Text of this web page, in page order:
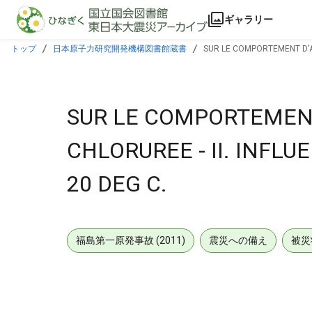
本文に飛ぶ
ギャラリー
トップ 日本原子力研究開発機構図書館蔵書 SUR LE COMPORTEMENT
SUR LE
CHLORUREE - II.
20 DEG C.
福島第一原発事故 (2011) 震災への備え 被災